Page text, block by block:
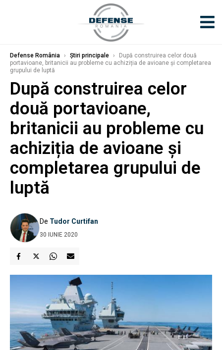
Defense România › Știri principale ›
După construirea celor două
portavioane, britanicii au probleme cu achiziția de avioane și completarea
grupului de luptă
După construirea celor
două portavioane,
britanicii au probleme cu
achiziția de avioane și
completarea grupului de
luptă
De Tudor Curtifan
30 IUNIE 2020